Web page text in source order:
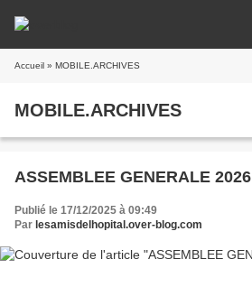
Accueil » MOBILE.ARCHIVES
MOBILE.ARCHIVES
ASSEMBLEE GENERALE 2026
Publié le 17/12/2025 à 09:49
Par lesamisdelhopital.over-blog.com